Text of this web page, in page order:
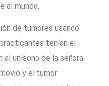
al mundo.
de tumores usando
tenían el
al unísono de la señora
y el tumor